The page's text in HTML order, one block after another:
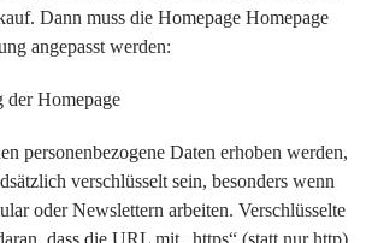
Dann muss die Homepage Homepage
angepasst werden:
der Homepage
personenbezogene Daten erhoben werden,
verschlüsselt sein, besonders wenn
oder Newslettern arbeiten. Verschlüsselte
dass die URL mit „https“ (statt nur http)